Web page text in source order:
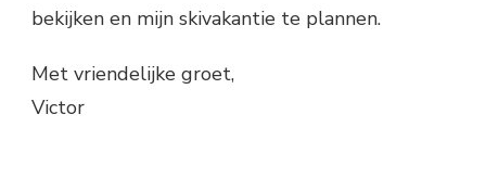
bekijken en mijn skivakantie te plannen.
Met vriendelijke groet,
Victor